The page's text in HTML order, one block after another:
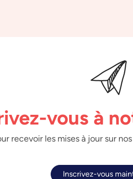
vous à
recevoir les mises à jour sur
Inscrivez-vous